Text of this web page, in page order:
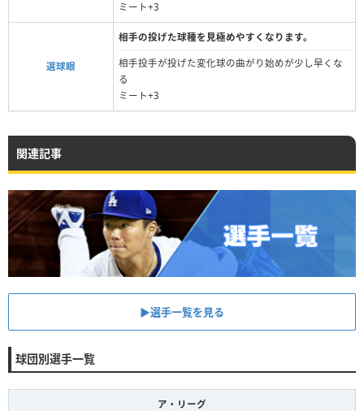
ミート+3
選球眼
相手の投げた球種を見極めやすくなります。
相手投手が投げた変化球の曲がり始めが少し早くな
る
ミート+3
関連記事
▶︎選手一覧を見る
球団別選手一覧
ア・リーグ